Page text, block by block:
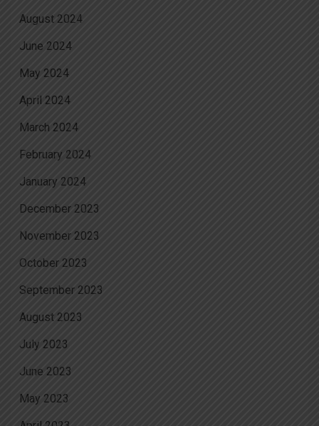
August 2024
June 2024
May 2024
April 2024
March 2024
February 2024
January 2024
December 2023
November 2023
October 2023
September 2023
August 2023
July 2023
June 2023
May 2023